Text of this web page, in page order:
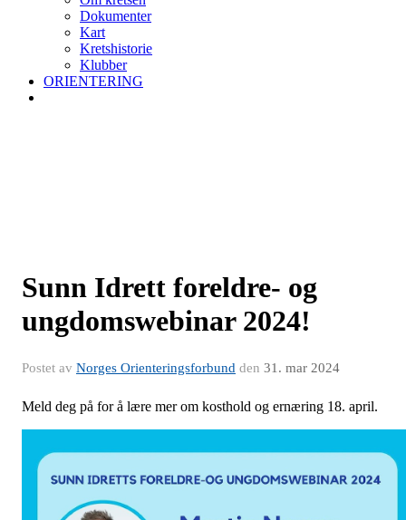
Dokumenter
Kart
Kretshistorie
Klubber
ORIENTERING
Sunn Idrett foreldre- og
ungdomswebinar 2024!
Postet av Norges Orienteringsforbund den 31. mar 2024
Meld deg på for å lære mer om kosthold og ernæring 18. april.